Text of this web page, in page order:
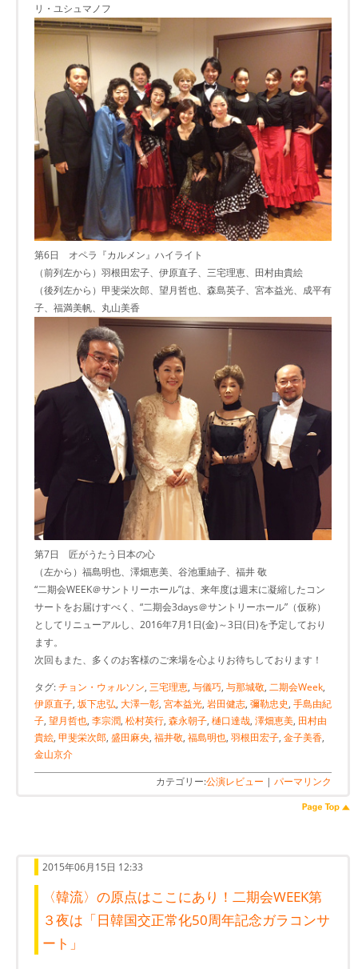
リ・ユシュマノフ
第6日 オペラ『カルメン』ハイライト
（前列左から）羽根田宏子、伊原直子、三宅理恵、田村由貴絵
（後列左から）甲斐栄次郎、望月哲也、森島英子、宮本益光、成平有
子、福満美帆、丸山美香
第7日 匠がうたう日本の心
（左から）福島明也、澤畑恵美、谷池重紬子、福井 敬
“二期会WEEK＠サントリーホール”は、来年度は週末に凝縮したコン
サートをお届けすべく、“二期会3days＠サントリーホール”（仮称）
としてリニューアルし、2016年7月1日(金)～3日(日)を予定しており
ます。
次回もまた、多くのお客様のご来場を心よりお待ちしております！
タグ:チョン・ウォルソン, 三宅理恵, 与儀巧, 与那城敬, 二期会Week,
伊原直子, 坂下忠弘, 大澤一彰, 宮本益光, 岩田健志, 彌勒忠史, 手島由紀
子, 望月哲也, 李宗潤, 松村英行, 森永朝子, 樋口達哉, 澤畑恵美, 田村由
貴絵, 甲斐栄次郎, 盛田麻央, 福井敬, 福島明也, 羽根田宏子, 金子美香,
金山京介
カテゴリー:公演レビュー | パーマリンク
2015年06月15日 12:33
〈韓流〉の原点はここにあり！二期会WEEK第
３夜は「日韓国交正常化50周年記念ガラコンサ
ート」